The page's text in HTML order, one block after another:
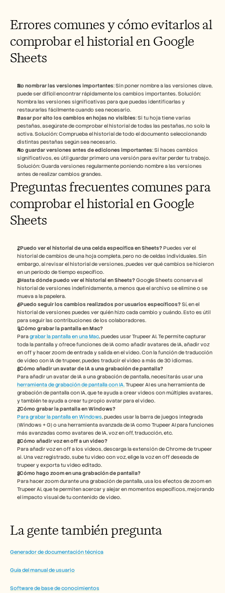
Errores comunes y cómo evitarlos al
comprobar el historial en Google
Sheets
No nombrar las versiones importantes: Sin poner nombre a las versiones clave,
puede ser difícil encontrar rápidamente los cambios importantes. Solución:
Nombra las versiones significativas para que puedas identificarlas y
restaurarlas fácilmente cuando sea necesario.
Pasar por alto los cambios en hojas no visibles: Si tu hoja tiene varias
pestañas, asegúrate de comprobar el historial de todas las pestañas, no solo la
activa. Solución: Comprueba el historial de todo el documento seleccionando
distintas pestañas según sea necesario.
No guardar versiones antes de ediciones importantes: Si haces cambios
significativos, es útil guardar primero una versión para evitar perder tu trabajo.
Solución: Guarda versiones regularmente poniendo nombre a las versiones
antes de realizar cambios grandes.
Preguntas frecuentes comunes para
comprobar el historial en Google
Sheets
¿Puedo ver el historial de una celda específica en Sheets? Puedes ver el
historial de cambios de una hoja completa, pero no de celdas individuales. Sin
embargo, al revisar el historial de versiones, puedes ver qué cambios se hicieron
en un período de tiempo específico.
¿Hasta dónde puedo ver el historial en Sheets? Google Sheets conserva el
historial de versiones indefinidamente, a menos que el archivo se elimine o se
mueva a la papelera.
¿Puedo seguir los cambios realizados por usuarios específicos? Sí, en el
historial de versiones puedes ver quién hizo cada cambio y cuándo. Esto es útil
para seguir las contribuciones de los colaboradores.
¿Cómo grabar la pantalla en Mac?
Para grabar la pantalla en una Mac, puedes usar Trupeer AI. Te permite capturar
toda la pantalla y ofrece funciones de IA como añadir avatares de IA, añadir voz
en off y hacer zoom de entrada y salida en el video. Con la función de traducción
de video con IA de trupeer, puedes traducir el video a más de 30 idiomas.
¿Cómo añadir un avatar de IA a una grabación de pantalla?
herramienta de grabación de pantalla con IA. Trupeer AI es una herramienta de
grabación de pantalla con IA, que te ayuda a crear videos con múltiples avatares,
y también te ayuda a crear tu propio avatar para el video.
¿Cómo grabar la pantalla en Windows?
Para grabar la pantalla en Windows, puedes usar la barra de juegos integrada
(Windows + G) o una herramienta avanzada de IA como Trupeer AI para funciones
más avanzadas como avatares de IA, voz en off, traducción, etc.
¿Cómo añadir voz en off a un video?
Para añadir voz en off a los videos, descarga la extensión de Chrome de trupeer
ai. Una vez registrado, sube tu video con voz, elige la voz en off deseada de
trupeer y exporta tu video editado.
¿Cómo hago zoom en una grabación de pantalla?
Para hacer zoom durante una grabación de pantalla, usa los efectos de zoom en
Trupeer AI, que te permiten acercar y alejar en momentos específicos, mejorando
el impacto visual de tu contenido de video.
La gente también pregunta
Generador de documentación técnica
Guía del manual de usuario
Software de base de conocimientos